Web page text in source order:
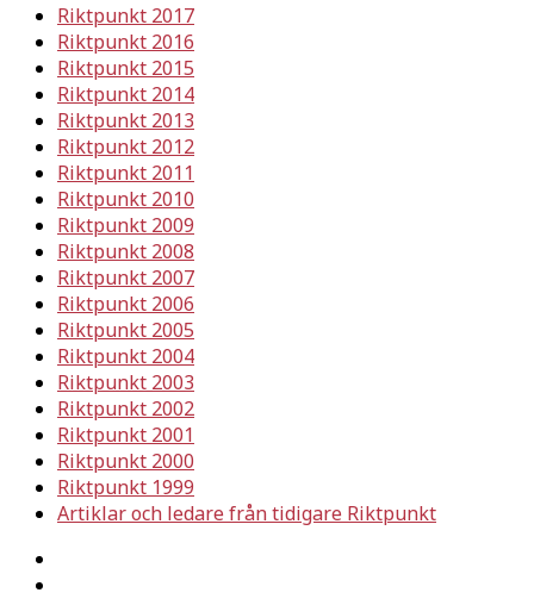
Riktpunkt 2017
Riktpunkt 2016
Riktpunkt 2015
Riktpunkt 2014
Riktpunkt 2013
Riktpunkt 2012
Riktpunkt 2011
Riktpunkt 2010
Riktpunkt 2009
Riktpunkt 2008
Riktpunkt 2007
Riktpunkt 2006
Riktpunkt 2005
Riktpunkt 2004
Riktpunkt 2003
Riktpunkt 2002
Riktpunkt 2001
Riktpunkt 2000
Riktpunkt 1999
Artiklar och ledare från tidigare Riktpunkt